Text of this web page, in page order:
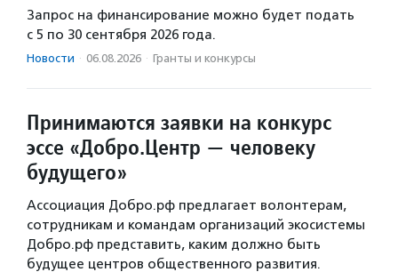
Запрос на финансирование можно будет подать
с 5 по 30 сентября 2026 года.
Новости · 06.08.2026 · Гранты и конкурсы
Принимаются заявки на конкурс
эссе «Добро.Центр — человеку
будущего»
Ассоциация Добро.рф предлагает волонтерам,
сотрудникам и командам организаций экосистемы
Добро.рф представить, каким должно быть
будущее центров общественного развития.